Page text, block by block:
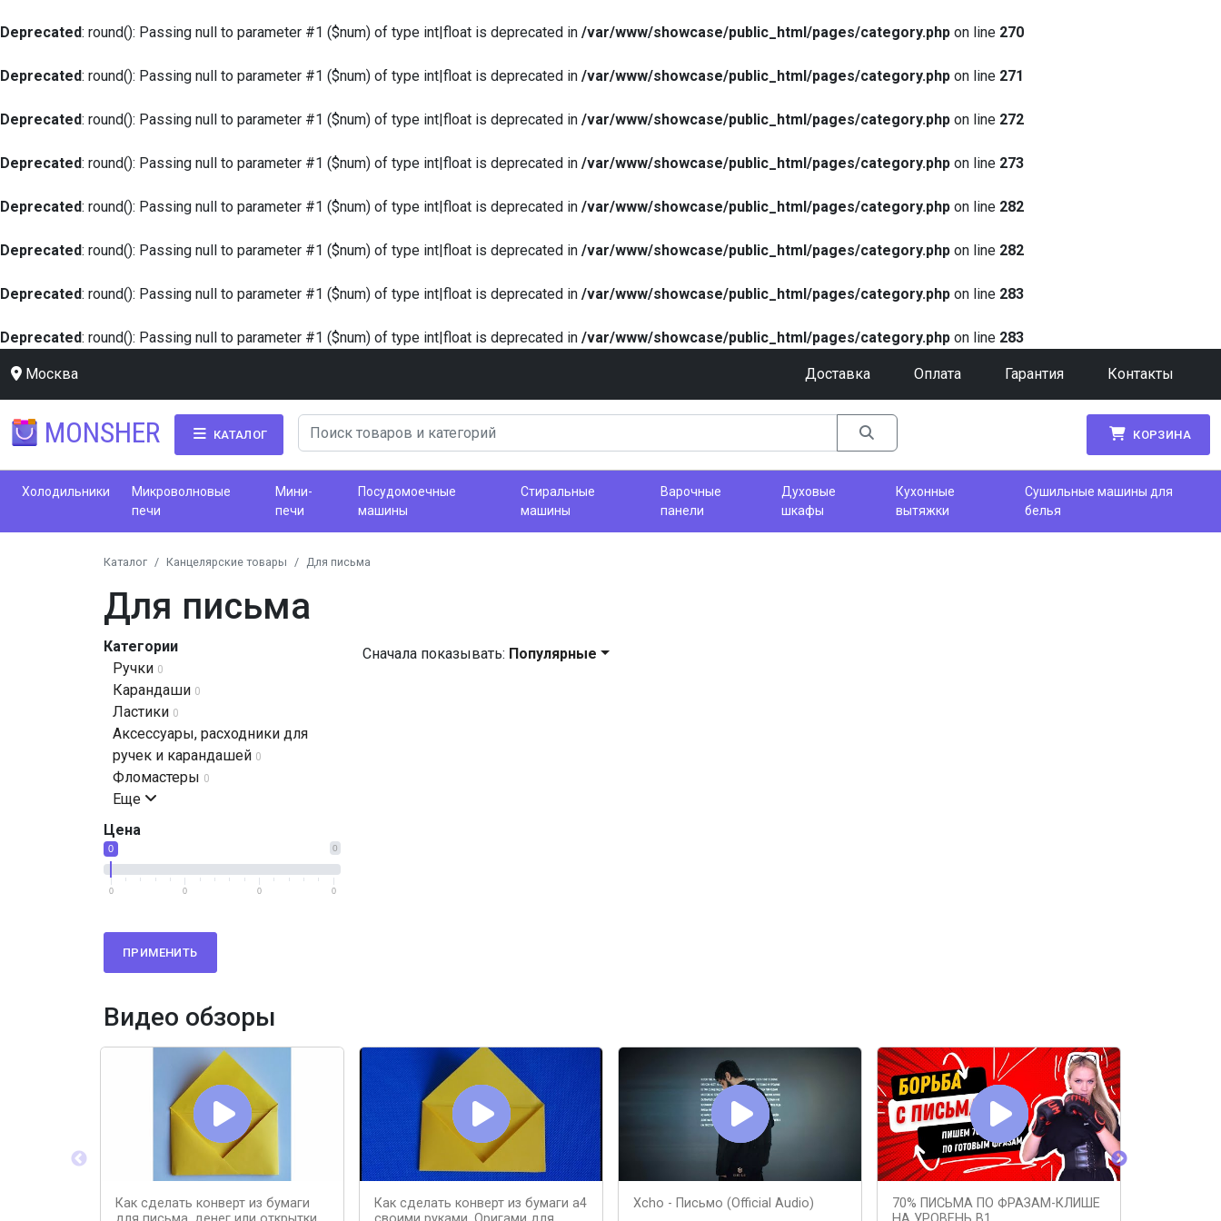
Deprecated: round(): Passing null to parameter #1 ($num) of type int|float is deprecated in /var/www/showcase/public_html/pages/category.php on line 270
Deprecated: round(): Passing null to parameter #1 ($num) of type int|float is deprecated in /var/www/showcase/public_html/pages/category.php on line 271
Deprecated: round(): Passing null to parameter #1 ($num) of type int|float is deprecated in /var/www/showcase/public_html/pages/category.php on line 272
Deprecated: round(): Passing null to parameter #1 ($num) of type int|float is deprecated in /var/www/showcase/public_html/pages/category.php on line 273
Deprecated: round(): Passing null to parameter #1 ($num) of type int|float is deprecated in /var/www/showcase/public_html/pages/category.php on line 282
Deprecated: round(): Passing null to parameter #1 ($num) of type int|float is deprecated in /var/www/showcase/public_html/pages/category.php on line 282
Deprecated: round(): Passing null to parameter #1 ($num) of type int|float is deprecated in /var/www/showcase/public_html/pages/category.php on line 283
Deprecated: round(): Passing null to parameter #1 ($num) of type int|float is deprecated in /var/www/showcase/public_html/pages/category.php on line 283
Москва Доставка Оплата Гарантия Контакты
MONSHER КАТАЛОГ КОРЗИНА
Холодильники
Микроволновые
печи
Мини-
печи
Посудомоечные
машины
Стиральные
машины
Варочные
панели
Духовые
шкафы
Кухонные
вытяжки
Сушильные машины для
белья
Каталог Канцелярские товары Для письма
Для письма
Категории
Ручки 0
Карандаши 0
Ластики 0
Аксессуары, расходники для
ручек и карандашей 0
Фломастеры 0
Еще
Цена
0
0
0 0 0 0
ПРИМЕНИТЬ
Сначала показывать: Популярные
Видео обзоры
Как сделать конверт из бумаги
Как сделать конверт из бумаги а4
Xcho - Письмо (Official Audio)
70% ПИСЬМА ПО ФРАЗАМ-КЛИШЕ